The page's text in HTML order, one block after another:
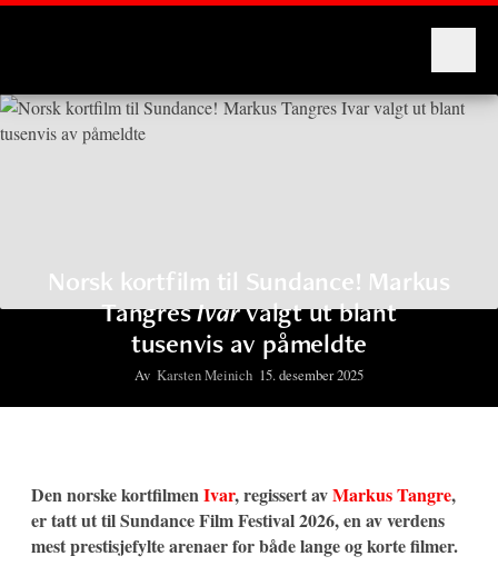
Norsk kortfilm til Sundance! Markus
TangresIvarvalgt ut blant
tusenvis av påmeldte
Av Karsten Meinich 15. desember 2025
Den norske kortfilmenIvar, regissert avMarkus Tangre,
er tatt ut til Sundance Film Festival 2026, en av verdens
mest prestisjefylte arenaer for både lange og korte filmer.